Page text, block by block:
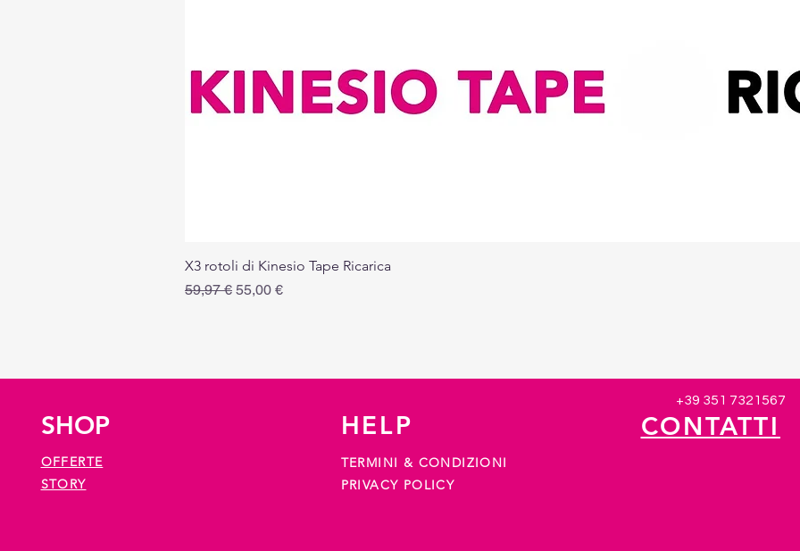
X3 rotoli di Kinesio Tape Ricarica
Prezzo regolare
59,97 € Prezzo scontato
55,00 €
SHOP
OFFERTE
STORY
HELP
TERMINI & CONDIZIONI
PRIVACY POLICY
CONTATTI
+39 351 7321567